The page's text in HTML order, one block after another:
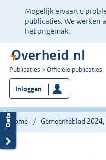
Ter
informatie:
Mogelijk ervaart u
publicaties. We werken
het ongemak.
U
bent
nu
hier:
Publicaties Officiële publicaties
Inloggen
Home Gemeenteblad